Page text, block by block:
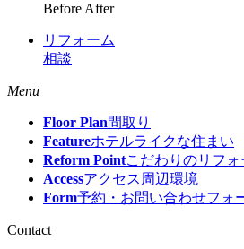
Before After
リフォーム
相談
Menu
Floor Plan間取り
Featureホテルライクな住まい
Reform Pointこだわりのリフォ
Accessアクセス周辺環境
Form予約・お問い合わせフォ
Contact